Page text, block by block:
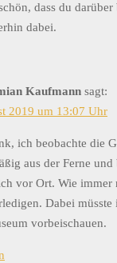
dass du
dabei.
Kaufmann sagt:
2019 um 13:07 Uhr
ich beobachte die
aus der Ferne
vor Ort. Wie immer
Dabei
vorbeischauen.